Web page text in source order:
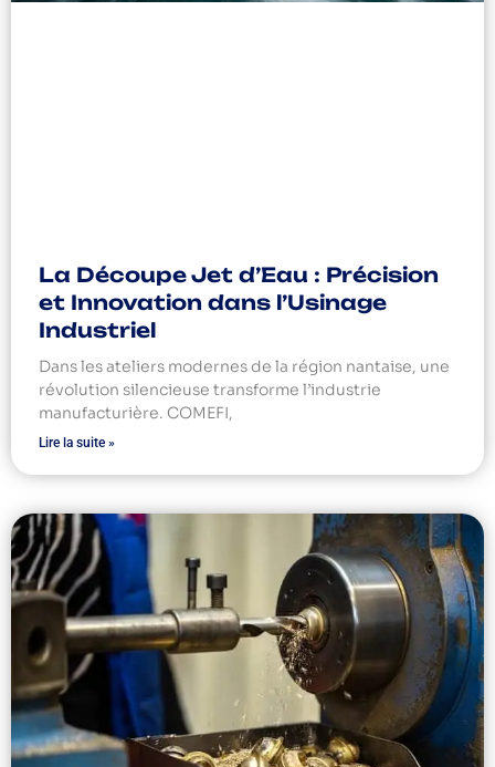
La Découpe Jet d’Eau : Précision
et Innovation dans l’Usinage
Industriel
Dans les ateliers modernes de la région nantaise, une
révolution silencieuse transforme l’industrie
manufacturière. COMEFI,
Lire la suite »